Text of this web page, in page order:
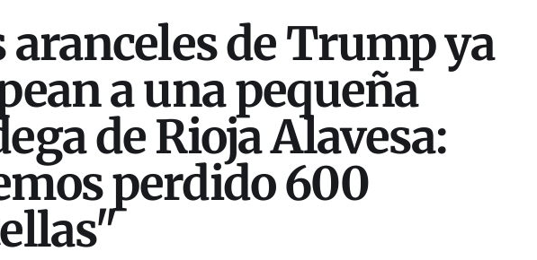
aranceles de Trump ya
a una pequeña
de Rioja Alavesa:
perdido 600